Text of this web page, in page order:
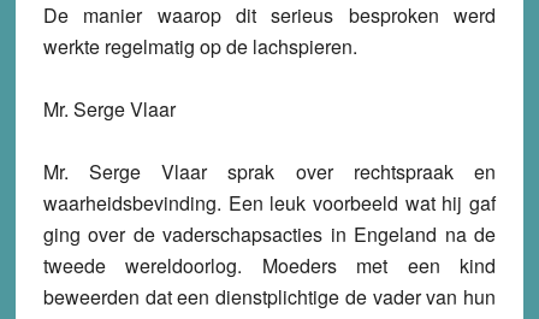
De manier waarop dit serieus besproken werd
werkte regelmatig op de lachspieren.
Mr. Serge Vlaar
Mr. Serge Vlaar sprak over rechtspraak en
waarheidsbevinding. Een leuk voorbeeld wat hij gaf
ging over de vaderschapsacties in Engeland na de
tweede wereldoorlog. Moeders met een kind
beweerden dat een dienstplichtige de vader van hun